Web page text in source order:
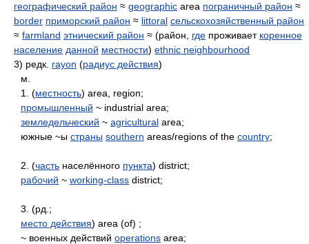
географический район ≈ geographic area пограничный район ≈
border приморский район ≈ littoral сельскохозяйственный район
≈ farmland этнический район ≈ (район, где проживает коренное
население данной местности) ethnic neighbourhood
3) редк. rayon (радиус действия)
м.
1. (местность) area, region;
промышленный ~ industrial area;
земледельческий ~ agricultural area;
южные ~ы страны southern areas/regions of the country;
2. (часть населённого пункта) district;
рабочий ~ working-class district;
3. (рд.;
место действия) area (of) ;
~ военных действий operations area;